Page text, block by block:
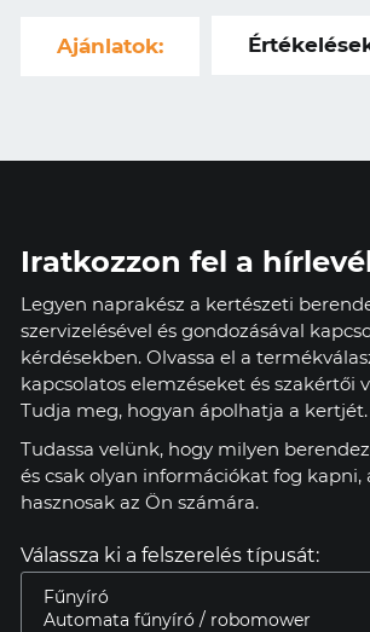
Ajánlatok:
Iratkozzon fel a
Legyen naprakész a kertészeti
szervizelésével és gondozásával
kérdésekben. Olvassa el a
kapcsolatos elemzéseket és szakértői
Tudja meg, hogyan ápolhatja a kertjét.
Tudassa velünk, hogy milyen
és csak olyan információkat fog kapni,
hasznosak az Ön számára.
Válassza ki a felszerelés típusát: